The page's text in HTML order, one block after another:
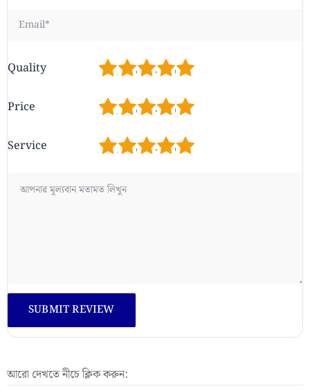
Quality 5
4
3
2
Price 5
4
3
2
Service 5
4
3
2
আরো দেখতে নীচে ক্লিক করুন: